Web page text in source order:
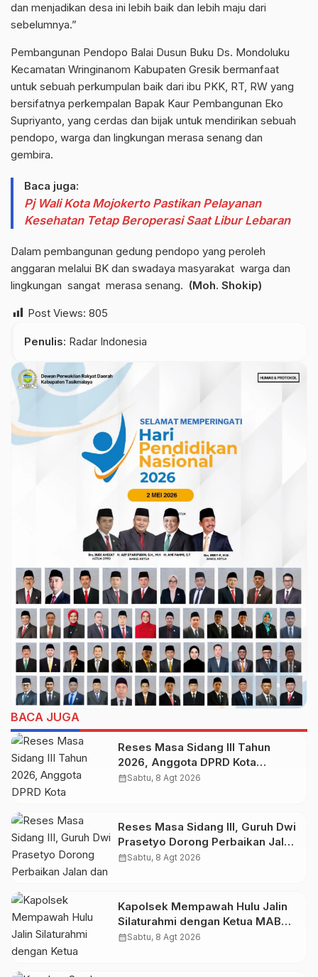
dan menjadikan desa ini lebih baik dan lebih maju dari
sebelumnya.”
Pembangunan Pendopo Balai Dusun Buku Ds. Mondoluku
Kecamatan Wringinanom Kabupaten Gresik bermanfaat
untuk sebuah perkumpulan baik dari ibu PKK, RT, RW yang
bersifatnya perkempalan Bapak Kaur Pembangunan Eko
Supriyanto, yang cerdas dan bijak untuk mendirikan sebuah
pendopo, warga dan lingkungan merasa senang dan
gembira.
Baca juga:
Pj Wali Kota Mojokerto Pastikan Pelayanan
Kesehatan Tetap Beroperasi Saat Libur Lebaran
Dalam pembangunan gedung pendopo yang peroleh
anggaran melalui BK dan swadaya masyarakat warga dan
lingkungan sangat merasa senang. (Moh. Shokip)
Post Views: 805
Penulis: Radar Indonesia
BACA JUGA
Reses Masa Sidang III Tahun
2026, Anggota DPRD Kota
Probolinggo Fraksi Partai
calendar_monthSabtu, 8 Agt 2026
Reses Masa Sidang III, Guruh Dwi
Prasetyo Dorong Perbaikan Jalan
dan Plengsengan di Kedopok
calendar_monthSabtu, 8 Agt 2026
Kapolsek Mempawah Hulu Jalin
Silaturahmi dengan Ketua MABM
Kecamatan Mempawah Hulu
calendar_monthSabtu, 8 Agt 2026